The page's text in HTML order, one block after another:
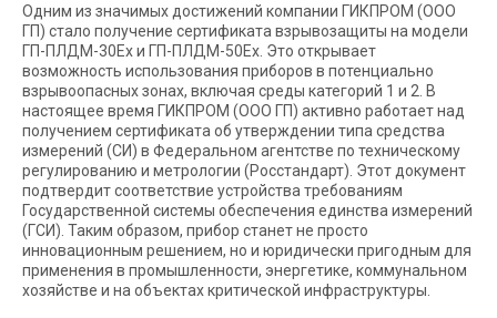
Одним из значимых достижений компании ГИКПРОМ (ООО
ГП) стало получение сертификата взрывозащиты на модели
ГП-ПЛДМ-30Ex и ГП-ПЛДМ-50Ex. Это открывает
возможность использования приборов в потенциально
взрывоопасных зонах, включая среды категорий 1 и 2. В
настоящее время ГИКПРОМ (ООО ГП) активно работает над
получением сертификата об утверждении типа средства
измерений (СИ) в Федеральном агентстве по техническому
регулированию и метрологии (Росстандарт). Этот документ
подтвердит соответствие устройства требованиям
Государственной системы обеспечения единства измерений
(ГСИ). Таким образом, прибор станет не просто
инновационным решением, но и юридически пригодным для
применения в промышленности, энергетике, коммунальном
хозяйстве и на объектах критической инфраструктуры.